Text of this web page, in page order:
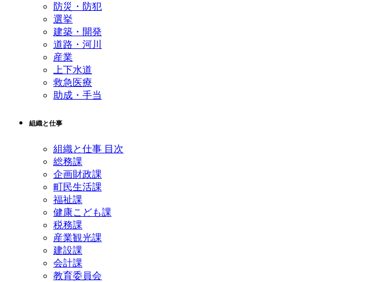
防災・防犯
選挙
建築・開発
道路・河川
産業
上下水道
救急医療
助成・手当
組織と仕事
組織と仕事 目次
総務課
企画財政課
町民生活課
福祉課
健康こども課
税務課
産業観光課
建設課
会計課
教育委員会